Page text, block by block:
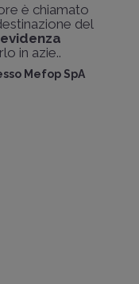
è chiamato
del
in azie..
Mefop SpA